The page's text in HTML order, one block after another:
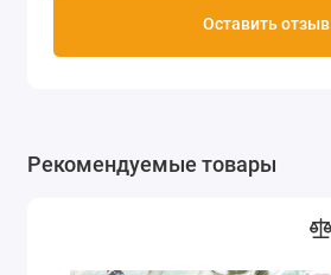
Оставить отзыв
Рекомендуемые товары